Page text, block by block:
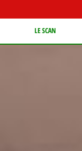
LE SCAN